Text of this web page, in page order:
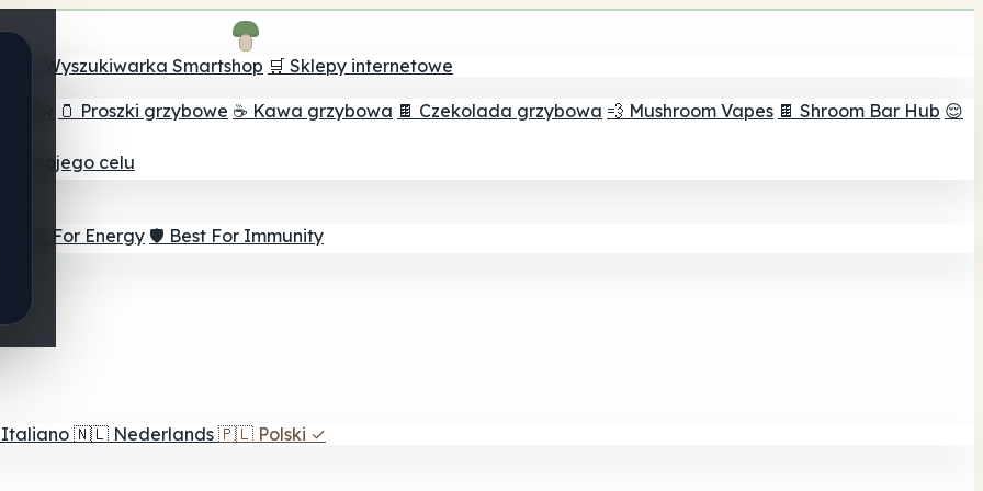
🔮 Wyszukiwarka Smartshop 🛒 Sklepy internetowe
🫙 Proszki grzybowe ☕ Kawa grzybowa 🍫 Czekolada grzybowa 💨 Mushroom Vapes 🍫 Shroom Bar Hub 😌
twojego celu
⚡ Best For Energy 🛡️ Best For Immunity
Italiano 🇳🇱 Nederlands 🇵🇱 Polski ✓